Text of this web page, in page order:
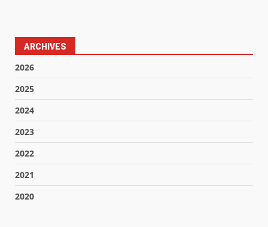
ARCHIVES
2026
2025
2024
2023
2022
2021
2020